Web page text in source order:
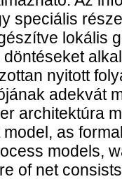
speciális
lokális
nyitott
adekvát
architektúra
as
models,
of net